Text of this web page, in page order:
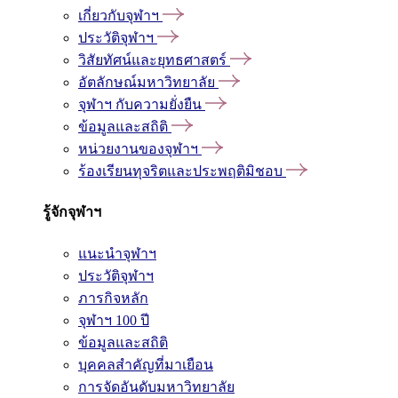
เกี่ยวกับจุฬาฯ
ประวัติจุฬาฯ
วิสัยทัศน์และยุทธศาสตร์
อัตลักษณ์มหาวิทยาลัย
จุฬาฯ กับความยั่งยืน
ข้อมูลและสถิติ
หน่วยงานของจุฬาฯ
ร้องเรียนทุจริตและประพฤติมิชอบ
รู้จักจุฬาฯ
แนะนำจุฬาฯ
ประวัติจุฬาฯ
ภารกิจหลัก
จุฬาฯ 100 ปี
ข้อมูลและสถิติ
บุคคลสำคัญที่มาเยือน
การจัดอันดับมหาวิทยาลัย